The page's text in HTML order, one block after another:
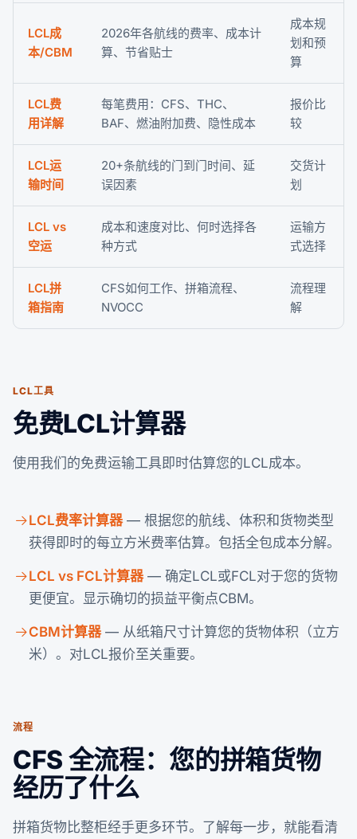
LCL成
本/CBM
2026年各航线的费率、成本计
算、节省贴士
成本规
划和预
算
LCL费
用详解
每笔费用：CFS、THC、
BAF、燃油附加费、隐性成本
报价比
较
LCL运
输时间
20+条航线的门到门时间、延
误因素
交货计
划
LCL vs
空运
成本和速度对比、何时选择各
种方式
运输方
式选择
LCL拼
箱指南
CFS如何工作、拼箱流程、
NVOCC
流程理
解
LCL工具
免费LCL计算器
使用我们的免费运输工具即时估算您的LCL成本。
LCL费率计算器— 根据您的航线、体积和货物类型
获得即时的每立方米费率估算。包括全包成本分解。
LCL vs FCL计算器— 确定LCL或FCL对于您的货物
更便宜。显示确切的损益平衡点CBM。
CBM计算器— 从纸箱尺寸计算您的货物体积（立方
米）。对LCL报价至关重要。
流程
CFS 全流程：您的拼箱货物
经历了什么
拼箱货物比整柜经手更多环节。了解每一步，就能看清